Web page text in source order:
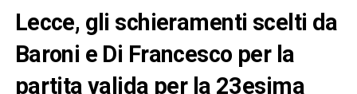
Lecce, gli schieramenti scelti da
Baroni e Di Francesco per la
partita valida per la 23esima